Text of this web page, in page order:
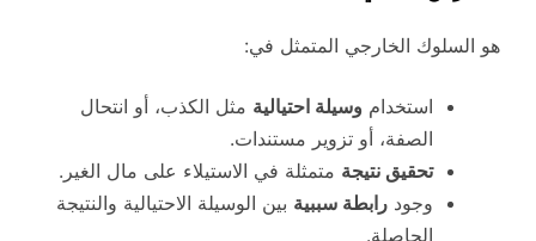
هو السلوك الخارجي المتمثل في:
استخدام وسيلة احتيالية مثل الكذب، أو انتحال
الصفة، أو تزوير مستندات.
تحقيق نتيجة متمثلة في الاستيلاء على مال الغير.
وجود رابطة سببية بين الوسيلة الاحتيالية والنتيجة
الحاصلة.